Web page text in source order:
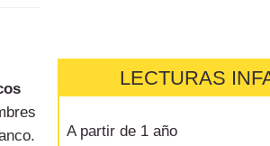
LECTURAS
A partir de 1 año